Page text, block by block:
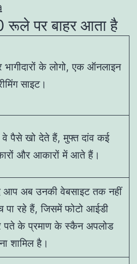
रूले पर बाहर आता है
भागीदारों के लोगो, एक ऑनलाइन
साइट।
पैसे खो देते हैं, मुफ्त दांव कई
और आकारों में आते हैं।
आप अब उनकी वेबसाइट तक नहीं
पा रहे हैं, जिसमें फोटो आईडी
के प्रमाण के स्कैन अपलोड
शामिल है।